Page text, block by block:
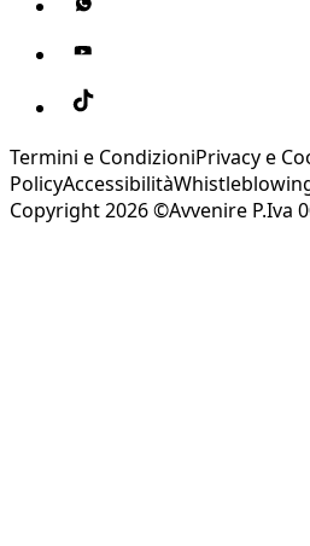
Termini e CondizioniPrivacy e
PolicyAccessibilità
Copyright 2026 ©Avvenire P.Iva